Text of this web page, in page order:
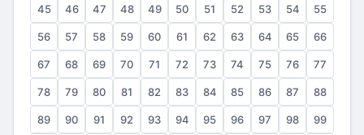
45 46 47 48 49 50 51 52 53 54 55
56 57 58 59 60 61 62 63 64 65 66
67 68 69 70 71 72 73 74 75 76 77
78 79 80 81 82 83 84 85 86 87 88
89 90 91 92 93 94 95 96 97 98 99